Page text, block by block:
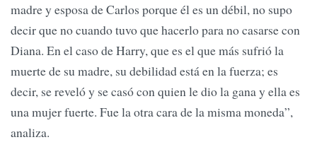
madre y esposa de Carlos porque él es un débil, no supo
decir que no cuando tuvo que hacerlo para no casarse con
Diana. En el caso de Harry, que es el que más sufrió la
muerte de su madre, su debilidad está en la fuerza; es
decir, se reveló y se casó con quien le dio la gana y ella es
una mujer fuerte. Fue la otra cara de la misma moneda”,
analiza.